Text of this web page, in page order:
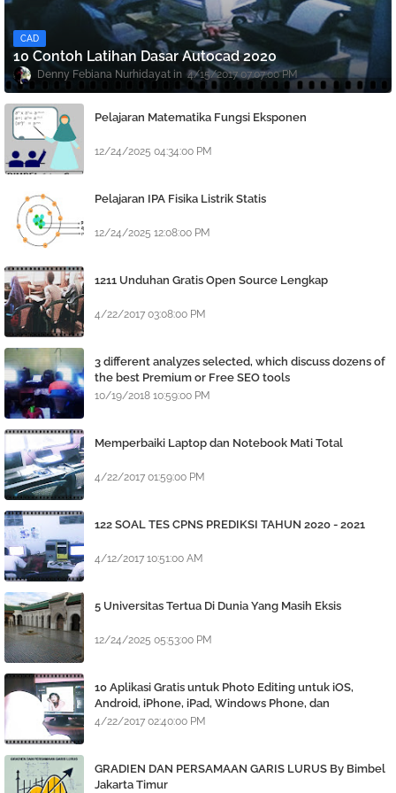
CAD
10 Contoh Latihan Dasar Autocad 2020
Denny Febiana Nurhidayat 4/15/2017 07:07:00 PM
Pelajaran Matematika Fungsi Eksponen
12/24/2025 04:34:00 PM
Pelajaran IPA Fisika Listrik Statis
12/24/2025 12:08:00 PM
1211 Unduhan Gratis Open Source Lengkap
4/22/2017 03:08:00 PM
3 different analyzes selected, which discuss dozens of
the best Premium or Free SEO tools
10/19/2018 10:59:00 PM
Memperbaiki Laptop dan Notebook Mati Total
4/22/2017 01:59:00 PM
122 SOAL TES CPNS PREDIKSI TAHUN 2020 - 2021
4/12/2017 10:51:00 AM
5 Universitas Tertua Di Dunia Yang Masih Eksis
12/24/2025 05:53:00 PM
10 Aplikasi Gratis untuk Photo Editing untuk iOS,
Android, iPhone, iPad, Windows Phone, dan
BlackBerry
4/22/2017 02:40:00 PM
GRADIEN DAN PERSAMAAN GARIS LURUS By Bimbel
Jakarta Timur